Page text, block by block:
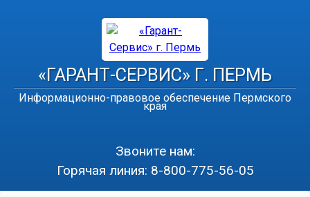
«ГАРАНТ-СЕРВИС» Г. ПЕРМЬ
Информационно-правовое обеспечение Пермского
края
Звоните нам:
Горячая линия: 8-800-775-56-05